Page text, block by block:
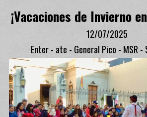
¡Vacaciones de Invierno
Enter - ate - General Pico - MSR -
12/07/2025